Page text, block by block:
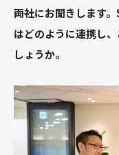
――両社にお聞きしま
はどのように連携し
しょうか。